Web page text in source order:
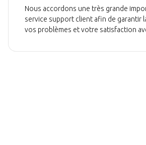
Nous accordons une très grande
service support client afin de garantir
vos problèmes et votre satisfaction